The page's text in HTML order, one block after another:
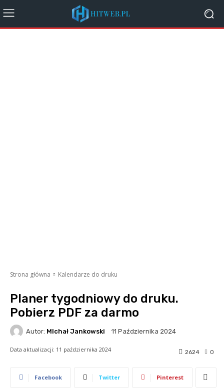
Strona główna Kalendarze do druku
Planer tygodniowy do druku.
Pobierz PDF za darmo
Autor: MIchał Jankowski 11 Października 2024
Data aktualizacji: 11 października 2024 0
2624
Facebook Twitter Pinterest